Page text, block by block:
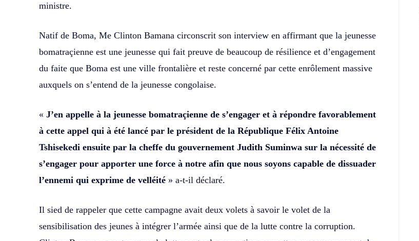
ministre.
Natif de Boma, Me Clinton Bamana circonscrit son interview en affirmant que la jeunesse
bomatraçienne est une jeunesse qui fait preuve de beaucoup de résilience et d’engagement
du faite que Boma est une ville frontalière et reste concerné par cette enrôlement massive
auxquels on s’entend de la jeunesse congolaise.
« J’en appelle à la jeunesse bomatraçienne de s’engager et à répondre favorablement
à cette appel qui à été lancé par le président de la République Félix Antoine
Tshisekedi ensuite par la cheffe du gouvernement Judith Suminwa sur la nécessité de
s’engager pour apporter une force à notre afin que nous soyons capable de dissuader
l’ennemi qui exprime de velléité » a-t-il déclaré.
Il sied de rappeler que cette campagne avait deux volets à savoir le volet de la
sensibilisation des jeunes à intégrer l’armée ainsi que de la lutte contre la corruption.